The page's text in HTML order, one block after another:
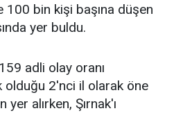
bin kişi başına düşen
yer buldu.
adli olay oranı
olduğu 2'nci il olarak öne
alırken, Şırnak'ı